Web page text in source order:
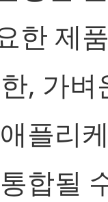
한 제
, 가벼
플리
합될